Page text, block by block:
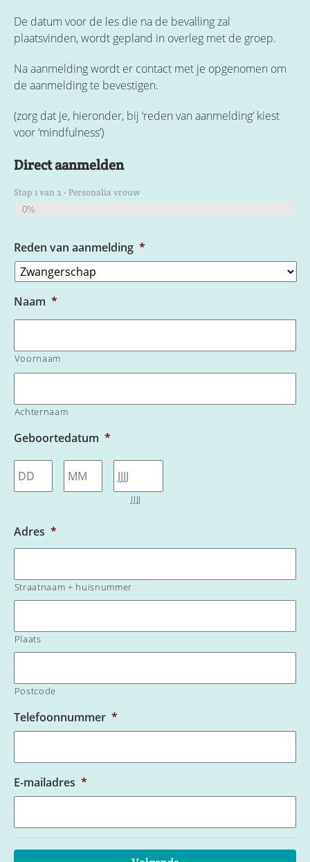
De datum voor de les die na de bevalling zal
plaatsvinden, wordt gepland in overleg met de groep.
Na aanmelding wordt er contact met je opgenomen om
de aanmelding te bevestigen.
(zorg dat je, hieronder, bij ‘reden van aanmelding’ kiest
voor ‘mindfulness’)
Direct aanmelden
Stap 1van2 - Personalia vrouw
0%
Reden van aanmelding *
Naam *
Voornaam
Achternaam
Geboortedatum *
JJJJ
Adres *
Straatnaam + huisnummer
Plaats
Postcode
Telefoonnummer *
E-mailadres *